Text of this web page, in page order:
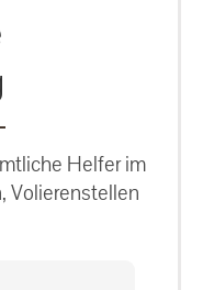
Helfer im
Volierenstellen